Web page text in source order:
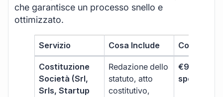
che garantisce un processo snello e
ottimizzato.
Servizio Cosa Include Costo
Costituzione
Società (Srl,
Srls, Startup
Redazione dello
statuto, atto
costitutivo,
€99 + IVA
spese